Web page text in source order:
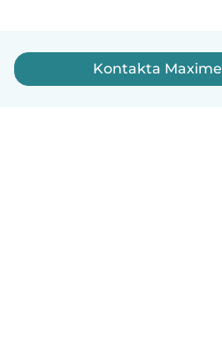
Kontakta Maxime